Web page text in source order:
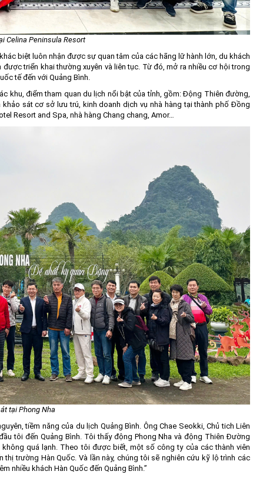
Celina Peninsula Resort
biệt luôn nhận được sự quan tâm của các hãng lữ hành lớn, du khách
triển khai thường xuyên và liên tục. Từ đó, mở ra nhiều cơ hội trong
tế đến với Quảng Bình.
khu, điểm tham quan du lịch nổi bật của tỉnh, gồm: Động Thiên đường,
sát cơ sở lưu trú, kinh doanh dịch vụ nhà hàng tại thành phố Đồng
Resort and Spa, nhà hàng Chang chang, Amor…
tại Phong Nha
tiềm năng của du lịch Quảng Bình. Ông Chae Seokki, Chủ tich Liên
tôi đến Quảng Bình. Tôi thấy động Phong Nha và động Thiên Đường
quá lạnh. Theo tôi được biết, một số công ty của các thành viên
trường Hàn Quốc. Và lần này, chúng tôi sẽ nghiên cứu kỹ lộ trình các
nhiều khách Hàn Quốc đến Quảng Bình.”